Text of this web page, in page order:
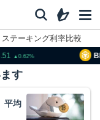
ステーキング利率比較
BNB
す
平均